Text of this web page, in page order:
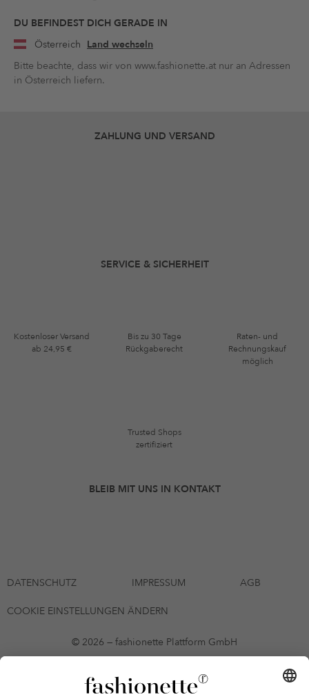
DU BEFINDEST DICH GERADE IN
Österreich Land wechseln
Bitte beachte, dass wir von www.fashionette.at nur an Adressen
in Österreich liefern.
ZAHLUNG UND VERSAND
SERVICE & SICHERHEIT
Kostenloser Versand
ab 24,95 €
Bis zu 30 Tage
Rückgaberecht
Raten- und
Rechnungskauf
möglich
Trusted Shops
zertifiziert
BLEIB MIT UNS IN KONTAKT
DATENSCHUTZ IMPRESSUM AGB
COOKIE EINSTELLUNGEN ÄNDERN
© 2026 — fashionette Plattform GmbH
*Gutschein bis zum 12.08.2026 mehrmals auf alle Artikel der Seite
fashionette.at/selected-styles anwendbar. Es gelten die in den AGB